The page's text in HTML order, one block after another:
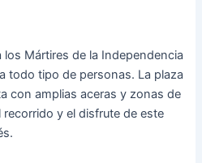
Mártires de la Independencia
todo tipo de personas. La plaza
con amplias aceras y zonas de
y el disfrute de este